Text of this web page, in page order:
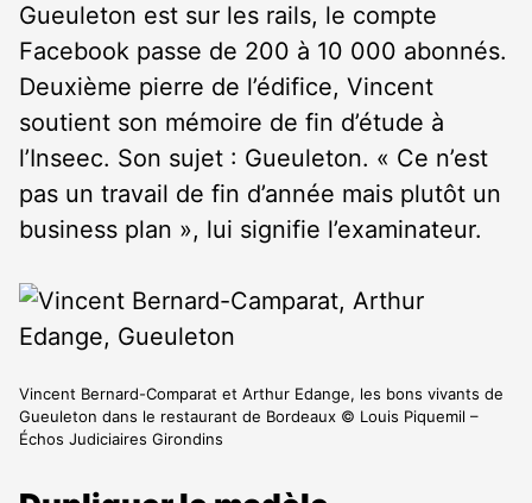
Gueuleton est sur les rails, le compte
Facebook passe de 200 à 10 000 abonnés.
Deuxième pierre de l’édifice, Vincent
soutient son mémoire de fin d’étude à
l’Inseec. Son sujet : Gueuleton. « Ce n’est
pas un travail de fin d’année mais plutôt un
business plan », lui signifie l’examinateur.
Vincent Bernard-Comparat et Arthur Edange, les bons vivants de
Gueuleton dans le restaurant de Bordeaux © Louis Piquemil –
Échos Judiciaires Girondins